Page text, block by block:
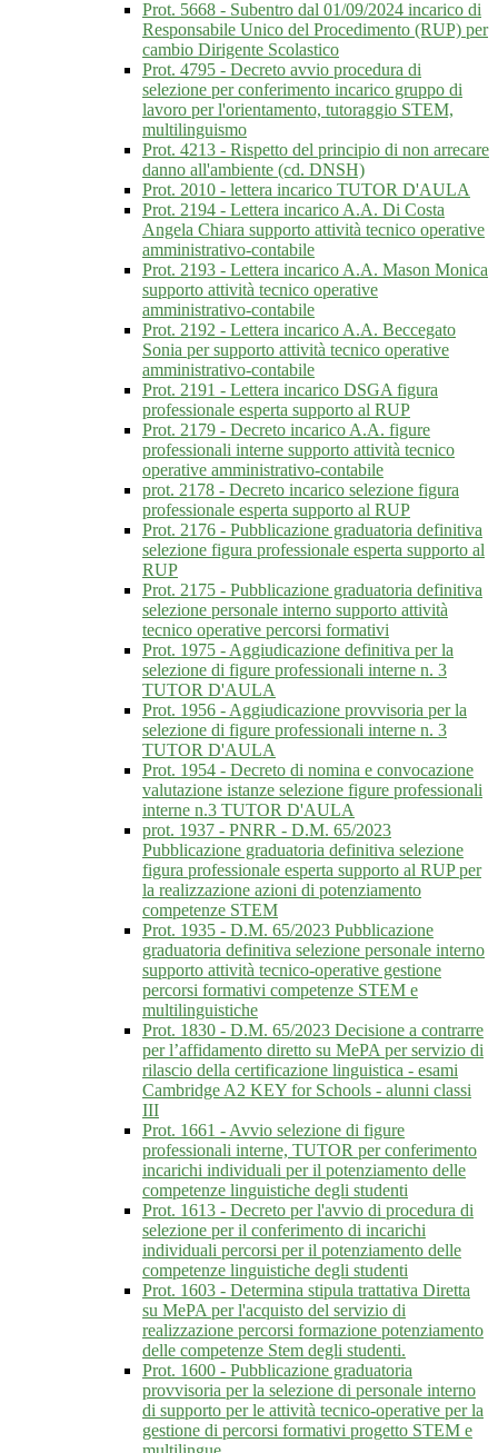
Prot. 5668 - Subentro dal 01/09/2024 incarico di
Responsabile Unico del Procedimento (RUP) per
cambio Dirigente Scolastico
Prot. 4795 - Decreto avvio procedura di
selezione per conferimento incarico gruppo di
lavoro per l'orientamento, tutoraggio STEM,
multilinguismo
Prot. 4213 - Rispetto del principio di non arrecare
danno all'ambiente (cd. DNSH)
Prot. 2010 - lettera incarico TUTOR D'AULA
Prot. 2194 - Lettera incarico A.A. Di Costa
Angela Chiara supporto attività tecnico operative
amministrativo-contabile
Prot. 2193 - Lettera incarico A.A. Mason Monica
supporto attività tecnico operative
amministrativo-contabile
Prot. 2192 - Lettera incarico A.A. Beccegato
Sonia per supporto attività tecnico operative
amministrativo-contabile
Prot. 2191 - Lettera incarico DSGA figura
professionale esperta supporto al RUP
Prot. 2179 - Decreto incarico A.A. figure
professionali interne supporto attività tecnico
operative amministrativo-contabile
prot. 2178 - Decreto incarico selezione figura
professionale esperta supporto al RUP
Prot. 2176 - Pubblicazione graduatoria definitiva
selezione figura professionale esperta supporto al
RUP
Prot. 2175 - Pubblicazione graduatoria definitiva
selezione personale interno supporto attività
tecnico operative percorsi formativi
Prot. 1975 - Aggiudicazione definitiva per la
selezione di figure professionali interne n. 3
TUTOR D'AULA
Prot. 1956 - Aggiudicazione provvisoria per la
selezione di figure professionali interne n. 3
TUTOR D'AULA
Prot. 1954 - Decreto di nomina e convocazione
valutazione istanze selezione figure professionali
interne n.3 TUTOR D'AULA
prot. 1937 - PNRR - D.M. 65/2023
Pubblicazione graduatoria definitiva selezione
figura professionale esperta supporto al RUP per
la realizzazione azioni di potenziamento
competenze STEM
Prot. 1935 - D.M. 65/2023 Pubblicazione
graduatoria definitiva selezione personale interno
supporto attività tecnico-operative gestione
percorsi formativi competenze STEM e
multilinguistiche
Prot. 1830 - D.M. 65/2023 Decisione a contrarre
per l’affidamento diretto su MePA per servizio di
rilascio della certificazione linguistica - esami
Cambridge A2 KEY for Schools - alunni classi
III
Prot. 1661 - Avvio selezione di figure
professionali interne, TUTOR per conferimento
incarichi individuali per il potenziamento delle
competenze linguistiche degli studenti
Prot. 1613 - Decreto per l'avvio di procedura di
selezione per il conferimento di incarichi
individuali percorsi per il potenziamento delle
competenze linguistiche degli studenti
Prot. 1603 - Determina stipula trattativa Diretta
su MePA per l'acquisto del servizio di
realizzazione percorsi formazione potenziamento
delle competenze Stem degli studenti.
Prot. 1600 - Pubblicazione graduatoria
provvisoria per la selezione di personale interno
di supporto per le attività tecnico-operative per la
gestione di percorsi formativi progetto STEM e